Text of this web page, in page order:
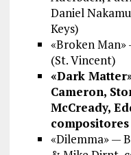
Daniel
Keys)
«Broken
(St. Vincent)
«Dark
Cameron,
McCready,
«Dilemma» —